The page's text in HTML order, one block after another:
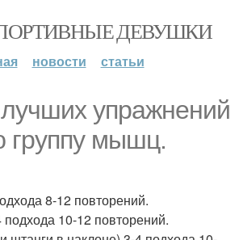
ДЕВУШКИ
новости статьи
упражнений
группу мышц.
8-12 повторений.
подхода 10-12 повторений.